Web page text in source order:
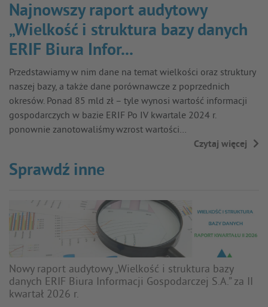
Najnowszy raport audytowy
„Wielkość i struktura bazy danych
ERIF Biura Infor...
Przedstawiamy w nim dane na temat wielkości oraz struktury
naszej bazy, a także dane porównawcze z poprzednich
okresów. Ponad 85 mld zł – tyle wynosi wartość informacji
gospodarczych w bazie ERIF Po IV kwartale 2024 r.
ponownie zanotowaliśmy wzrost wartości…
Czytaj więcej
Sprawdź inne
Nowy raport audytowy „Wielkość i struktura bazy
danych ERIF Biura Informacji Gospodarczej S.A.” za II
kwartał 2026 r.